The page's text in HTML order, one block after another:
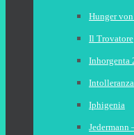
Hunger
Il Trovatore
Inhorgenta
Iphigenia
Jedermann